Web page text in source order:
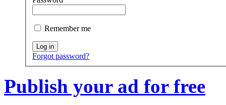
Remember me
Log in
Forgot password?
Publish your ad for free